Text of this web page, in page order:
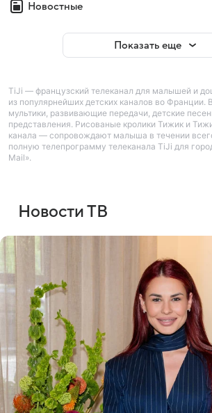
Новостные
Показать еще
TiJi — французский телеканал для малышей и
из популярнейших детских каналов во Франции.
мультики, развивающие передачи, детские
представления. Рисованые кролики Тижик и
канала — сопровождают малыша в течении
полную телепрограмму телеканала TiJi для
Mail».
Новости ТВ